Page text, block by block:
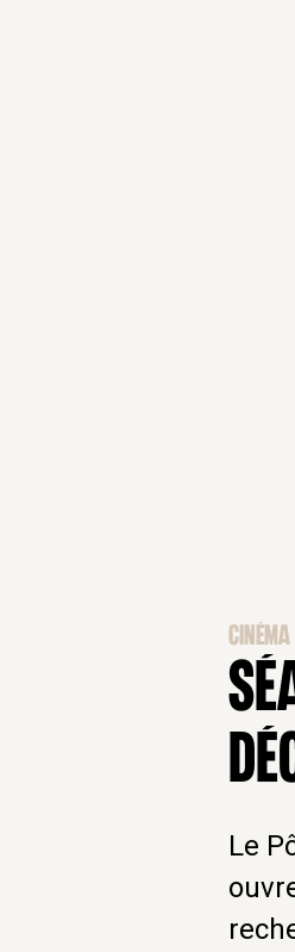
CINÉMA
Le